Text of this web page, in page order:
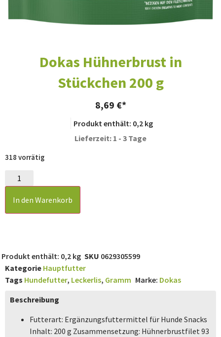
Dokas Hühnerbrust in
Stückchen 200 g
8,69 €
Produkt enthält: 0,2 kg
Lieferzeit: 1 - 3 Tage
318 vorrätig
In den Warenkorb
Produkt enthält: 0,2 kg SKU 0629305599
Kategorie Hauptfutter
Tags Hundefutter, Leckerlis, Gramm Marke: Dokas
Beschreibung
Futterart: Ergänzungsfuttermittel für Hunde Snacks
Inhalt: 200 g Zusammensetzung: Hühnerbrustfilet 93